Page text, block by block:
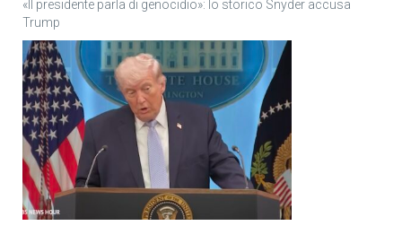
«Il presidente parla di genocidio»: lo storico Snyder accusa
Trump